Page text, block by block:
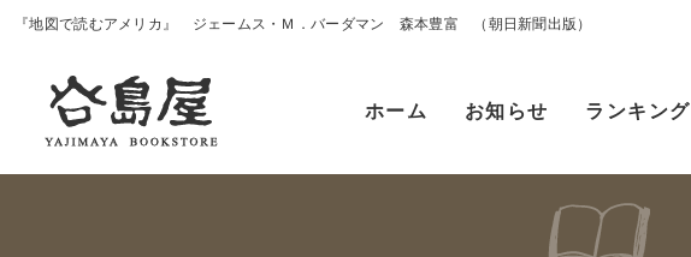
『地図で読むアメリカ』 ジェームス・Ｍ．バーダマン 森本豊富 （朝日新聞出版）
ホーム お知らせ ランキング